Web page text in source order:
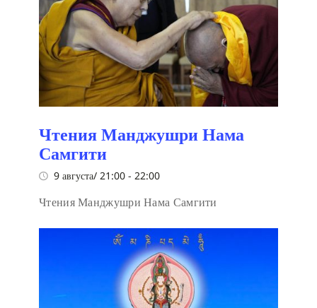
Чтения Манджушри Нама
Самгити
9 августа/ 21:00 - 22:00
Чтения Манджушри Нама Самгити